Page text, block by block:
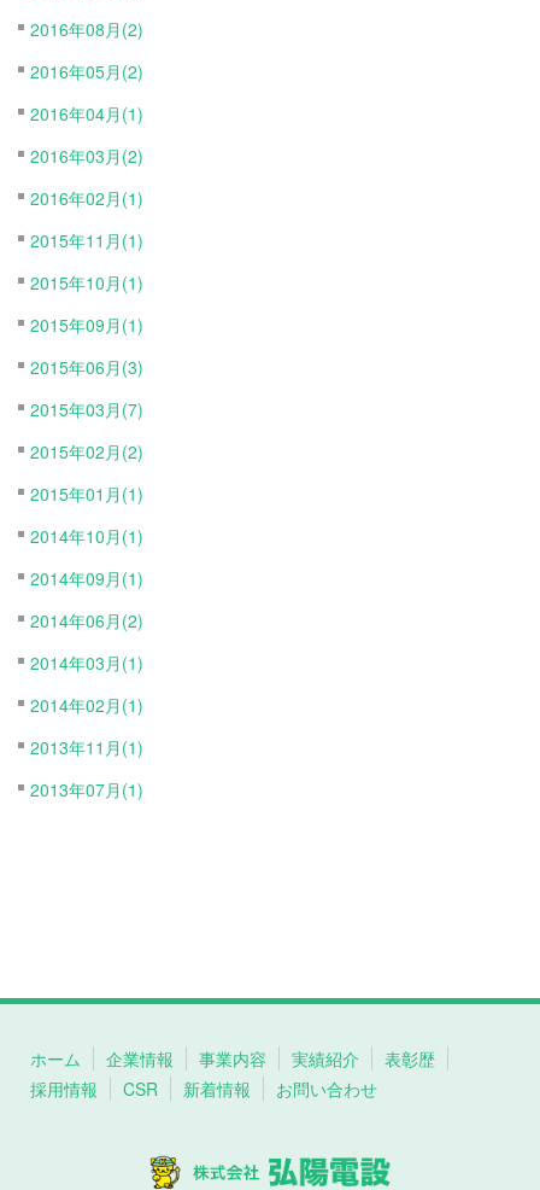
2016年08月(2)
2016年05月(2)
2016年04月(1)
2016年03月(2)
2016年02月(1)
2015年11月(1)
2015年10月(1)
2015年09月(1)
2015年06月(3)
2015年03月(7)
2015年02月(2)
2015年01月(1)
2014年10月(1)
2014年09月(1)
2014年06月(2)
2014年03月(1)
2014年02月(1)
2013年11月(1)
2013年07月(1)
ホーム 企業情報 事業内容 実績紹介
表彰歴
採用情報
CSR 新着情報 お問い合わせ